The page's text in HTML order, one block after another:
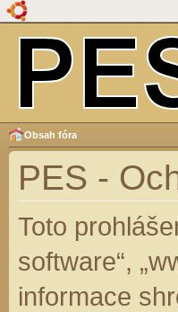
Obsah fóra
PES -
Toto
software“,
informace